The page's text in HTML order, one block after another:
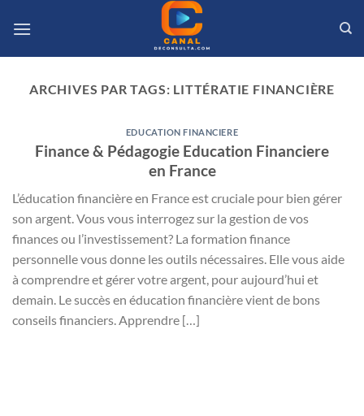
ARCHIVES PAR TAGS: LITTÉRATIE FINANCIÈRE
EDUCATION FINANCIERE
Finance & Pédagogie Education Financiere
en France
L’éducation financière en France est cruciale pour bien gérer
son argent. Vous vous interrogez sur la gestion de vos
finances ou l’investissement? La formation finance
personnelle vous donne les outils nécessaires. Elle vous aide
à comprendre et gérer votre argent, pour aujourd’hui et
demain. Le succès en éducation financière vient de bons
conseils financiers. Apprendre […]